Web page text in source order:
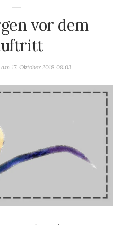
vor dem
17. Oktober 2018 08:03